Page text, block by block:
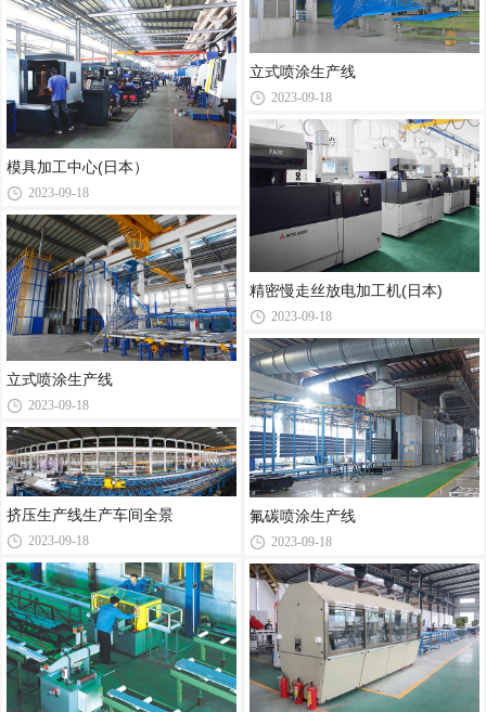
模具加工中心(日本）
2023-09-18
立式喷涂生产线
2023-09-18
挤压生产线生产车间全景
2023-09-18
立式喷涂生产线
2023-09-18
精密慢走丝放电加工机(日本)
2023-09-18
氟碳喷涂生产线
2023-09-18